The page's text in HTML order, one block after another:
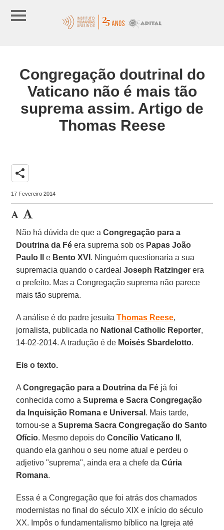
Congregação doutrinal do
Vaticano não é mais tão
suprema assim. Artigo de
Thomas Reese
share
17 Fevereiro 2014
Não há dúvida de que aCongregação para a
Doutrina da Fé era suprema sob os Papas João
Paulo II
e Bento XVI . Ninguém questionaria a sua
supremacia quando o cardealJoseph Ratzinger era
o prefeito. Mas a Congregação suprema não parece
mais tão suprema.
A análise é do padre jesuítaThomas Reese,
jornalista, publicada no National Catholic Reporter,
14-02-2014. A tradução é de Moisés Sbardelotto.
Eis o texto.
ACongregação para a Doutrina da Fé já foi
conhecida como aSuprema e Sacra Congregação
da Inquisição Romana e Universal . Mais tarde,
tornou-se aSuprema Sacra Congregação do Santo
Ofício. Mesmo depois doConcílio Vaticano II ,
quando ela ganhou o seu nome atual e perdeu o
adjetivo "suprema", ainda era a chefe daCúria
Romana.
Essa é a Congregação que foi atrás dos chamados
modernistas no final do século XIX e início do século
XX. Impôs o fundamentalismo bíblico na Igreja até